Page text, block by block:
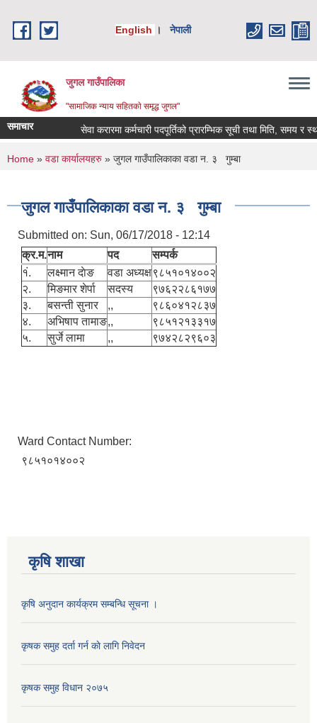
English
। नेपाली
जुगल गाउँपालिका
"सामाजिक न्याय सहितकाे समृद्ध जुगल"
समाचार सेवा करारमा कर्मचारी पदपूर्तिको प्रारम्भिक सूची तथा मिति, समय र स्थान
You are here
Home » वडा कार्यालयहरु » जुगल गाउँपालिकाका वडा न. ३ गुम्बा
जुगल गाउँपालिकाका वडा न. ३ गुम्बा
Submitted on: Sun, 06/17/2018 - 12:14
क्र.म.नाम पद
सम्पर्क
१ं.
लक्ष्मान दाेङ वडा अध्यक्ष९८५१०१४००२
२.
मिङमार शेर्पा सदस्य
९७६२२८६१७७
३.
बसन्ती सुनार ,,
९८६०४१२८३७
४.
अभिषाप तामाङ,,
९८५१२१३३१७
५.
सुर्जे लामा ,, ९७४२८२९६०३
Ward Contact Number:
९८५१०१४००२
कृषि शाखा
कृषि अनुदान कार्यक्रम सम्बन्धि सूचना ।
कृषक समुह दर्ता गर्न काे लागि निवेदन
कृषक समुह विधान २०७५